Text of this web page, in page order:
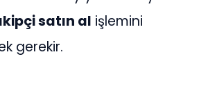
satın al işlemini
gerekir.